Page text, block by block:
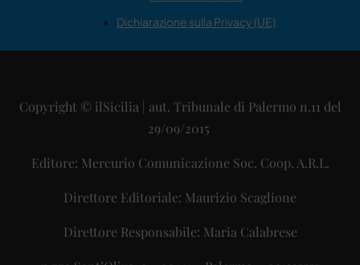
Dichiarazione sulla Privacy (UE)
Copyright © ilSicilia | aut. Tribunale di Palermo n.11 del
29/09/2015
Editore: Mercurio Comunicazione Soc. Coop. A.R.L.
Direttore Editoriale: Maurizio Scaglione
Direttore Responsabile: Maria Calabrese